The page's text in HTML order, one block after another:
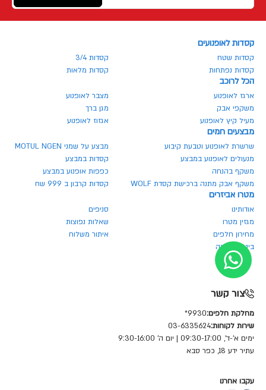
קסדות לאופנועים
קסדות שטח
קסדות 3/4
קסדות נפתחות
קסדות מלאות
הכל לרוכב
ארגז לאופנוע
מצבר לאופנוע
משקפי אבק
מגן ברך
מעיל קיץ לאופנוע
אגזוז לאופנוע
מבצעים חמים
שרשרת לאופנוע וטבעת קיבוע
מבצע על שמני MOTUL NGEN
מנעולים לאופנוע במבצע
קסדות במבצע
משקף בהנחה
כפפות אופנוע במבצע
משקף אבק מתנה ברכישת קסדת WOLF
קסדות קרבון ב 999 שח
מטרו אביזרים
אודותינו
סניפים
מגזין מטרו
שאלות נפוצות
מחירון חלפים
איתור משלוח
ביטול הזמנה
צור קשר
מחלקת חלפים:9930*
שירות לקוחות:03-6335624
ימים א'-ד', 09:30-17:00 | יום ה' 9:30-16:00
עתיר ידע 18, כפר סבא
עקבו אחרנו